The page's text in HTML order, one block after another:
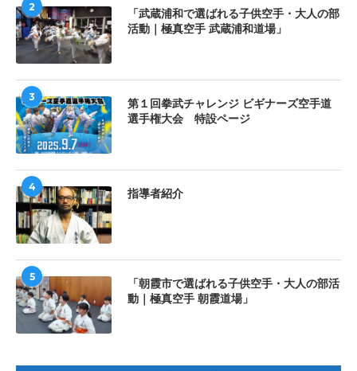
2
「武蔵浦和で選ばれる子供空手・大人の部
活動｜極真空手 武蔵浦和道場」
3
第１回拳武チャレンジ ビギナーズ空手道
選手権大会 特設ページ
4
指導者紹介
5
「朝霞市で選ばれる子供空手・大人の部活
動｜極真空手 朝霞道場」